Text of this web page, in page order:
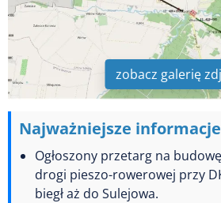
zobacz galerię
Najważniejsze informacje
Ogłoszony przetarg na
drogi pieszo-rowerowej przy
biegł aż do Sulejowa.